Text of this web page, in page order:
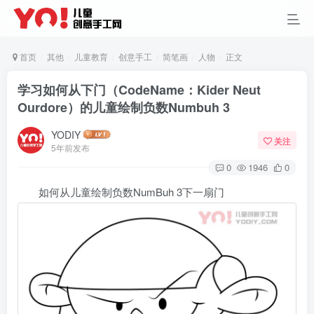
首页 其他 儿童教育 创意手工 简笔画 人物 正文
学习如何从下门（CodeName：Kider Neut
Ourdore）的儿童绘制负数Numbuh 3
YODIY
5年前发布
关注
0 1946 0
如何从儿童绘制负数NumBuh 3下一扇门